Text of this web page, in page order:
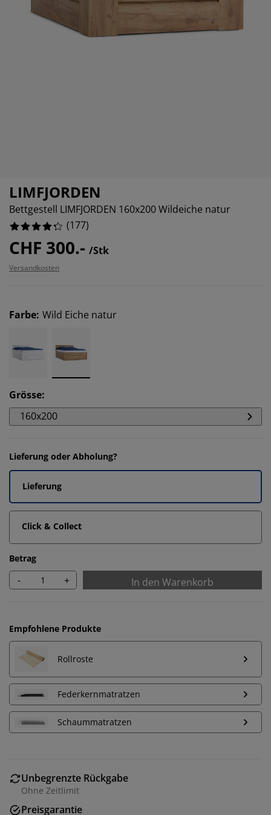
& Bettlaken
und Zubehör
LIMFJORDEN
Bettgestell LIMFJORDEN 160x200 Wildeiche natur
(177)
CHF 300.- /Stk
Versandkosten
Farbe: Wild Eiche natur
Grösse:
160x200
Lieferung oder Abholung?
Lieferung
Click & Collect
Betrag
- + In den Warenkorb
Empfohlene Produkte
Rollroste
Federkernmatratzen
Schaummatratzen
Unbegrenzte Rückgabe
Ohne Zeitlimit
Preisgarantie
Wir personalisieren dein Erlebnis
Bei JYSK verwenden wir Cookies und mobile